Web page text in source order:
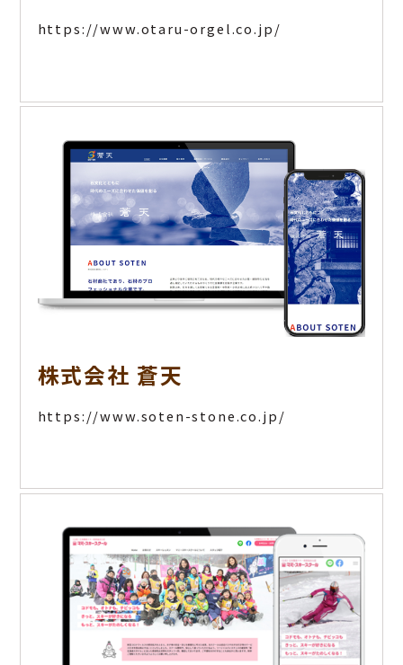
https://www.otaru-orgel.co.jp/
株式会社 蒼天
https://www.soten-stone.co.jp/